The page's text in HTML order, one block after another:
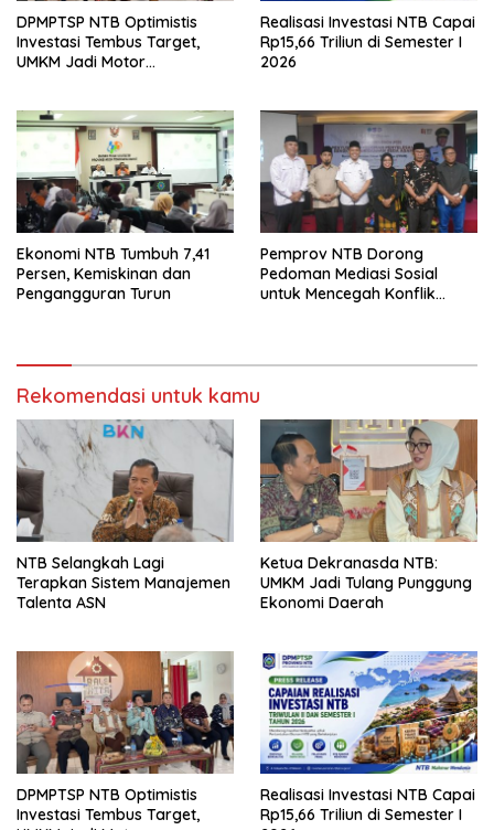
DPMPTSP NTB Optimistis
Investasi Tembus Target,
UMKM Jadi Motor
Realisasi Investasi NTB Capai
Rp15,66 Triliun di Semester I
2026
Ekonomi NTB Tumbuh 7,41
Persen, Kemiskinan dan
Pengangguran Turun
Pemprov NTB Dorong
Pedoman Mediasi Sosial
untuk Mencegah Konflik
Rekomendasi untuk kamu
NTB Selangkah Lagi
Terapkan Sistem Manajemen
Talenta ASN
Ketua Dekranasda NTB:
UMKM Jadi Tulang Punggung
Ekonomi Daerah
DPMPTSP NTB Optimistis
Investasi Tembus Target,
Realisasi Investasi NTB Capai
Rp15,66 Triliun di Semester I